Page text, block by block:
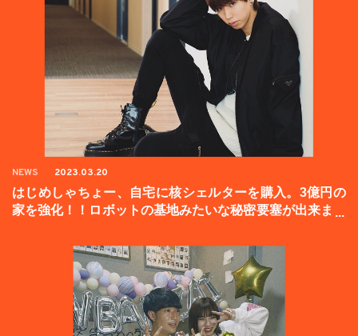
NEWS 2023.03.20
はじめしゃちょー、自宅に核シェルターを購入。3億円の
家を強化！！ロボットの基地みたいな秘密要塞が出来まし